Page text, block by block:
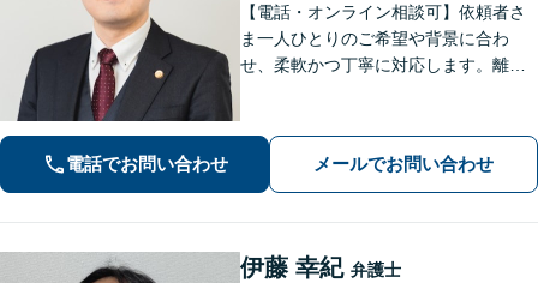
【電話・オンライン相談可】依頼者さ
ま一人ひとりのご希望や背景に合わ
せ、柔軟かつ丁寧に対応します。離
たします。ご相談ください。【大須観
音駅4分】
電話でお問い合わせ メールでお問い合わせ
伊藤 幸紀 弁護士